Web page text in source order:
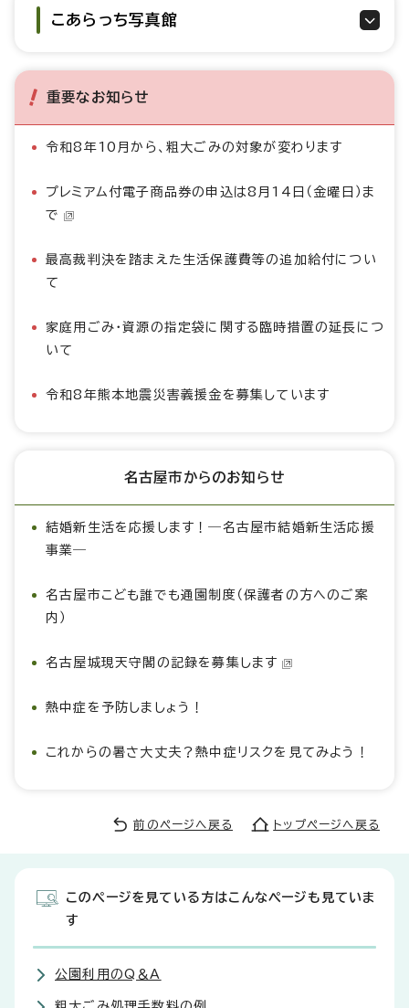
こあらっち写真館
重要なお知らせ
令和8年10月から、粗大ごみの対象が変わります
プレミアム付電子商品券の申込は8月14日（金曜日）ま
で
最高裁判決を踏まえた生活保護費等の追加給付につい
て
家庭用ごみ・資源の指定袋に関する臨時措置の延長につ
いて
令和8年熊本地震災害義援金を募集しています
名古屋市からのお知らせ
結婚新生活を応援します！―名古屋市結婚新生活応援
事業―
名古屋市こども誰でも通園制度（保護者の方へのご案
内）
名古屋城現天守閣の記録を募集します
熱中症を予防しましょう！
これからの暑さ大丈夫？熱中症リスクを見てみよう！
前のページへ戻る トップページへ戻る
このページを見ている方はこんなページも見ていま
す
公園利用のQ＆A